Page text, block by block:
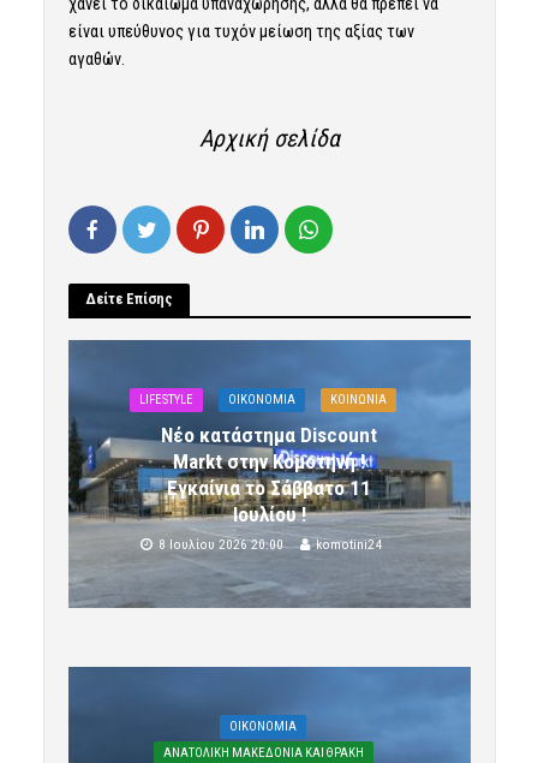
είναι υπεύθυνος για τυχόν μείωση της αξίας των
αγαθών.
Αρχική σελίδα
Δείτε Επίσης
LIFESTYLE OIKONOMIA ΚΟΙΝΩΝΙΑ
Νέο κατάστημα Discount
Markt στην Κομοτηνή !
Εγκαίνια το Σάββατο 11
Ιουλίου !
8 Ιουλίου 2026 20:00 komotini24
OIKONOMIA
ΑΝΑΤΟΛΙΚΗ ΜΑΚΕΔΟΝΙΑ ΚΑΙ ΘΡΑΚΗ